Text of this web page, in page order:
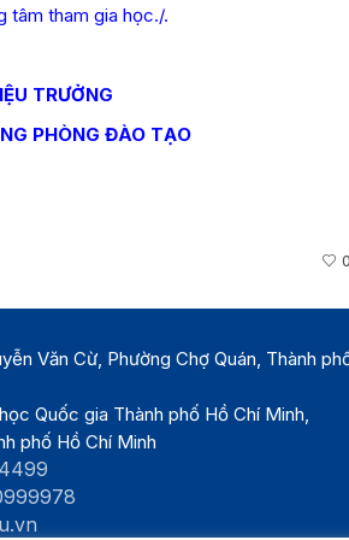
tâm tham gia học./.
TRƯỞNG
TẠO
Văn Cừ, Phường Chợ Quán, Thành
Quốc gia Thành phố Hồ Chí Minh,
phố Hồ Chí Minh